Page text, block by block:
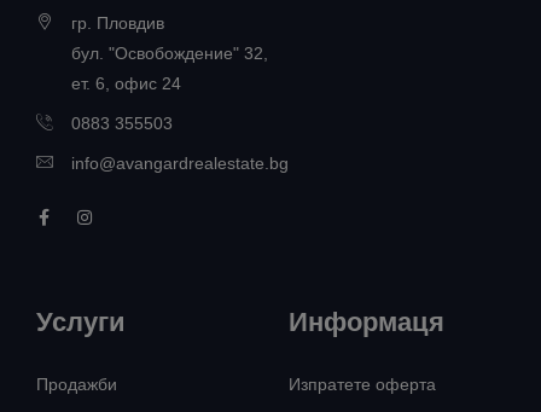
гр. Пловдив
бул. "Освобождение" 32,
ет. 6, офис 24
0883 355503
info@avangardrealestate.bg
Услуги
Продажби
Информаця
Изпратете оферта